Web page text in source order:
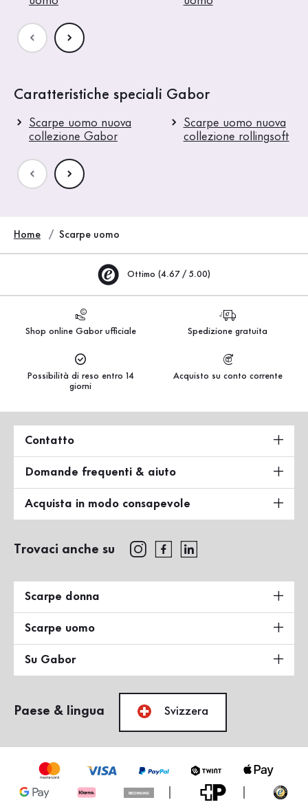
Caratteristiche speciali Gabor
Scarpe uomo nuova
collezione Gabor
Scarpe uomo nuova
collezione rollingsoft
Home Scarpe uomo
Ottimo (4.67 / 5.00)
Shop online Gabor ufficiale Spedizione gratuita
Possibilità di reso entro 14
giorni
Acquisto su conto corrente
Contatto
Domande frequenti & aiuto
Acquista in modo consapevole
Trovaci anche su
Scarpe donna
Scarpe uomo
Su Gabor
Paese & lingua Svizzera